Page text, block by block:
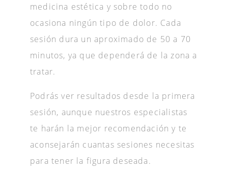
medicina estética y sobre todo no
ocasiona ningún tipo de dolor. Cada
sesión dura un aproximado de 50 a 70
minutos, ya que dependerá de la zona a
tratar.
Podrás ver resultados desde la primera
sesión, aunque nuestros especialistas
te harán la mejor recomendación y te
aconsejarán cuantas sesiones necesitas
para tener la figura deseada.